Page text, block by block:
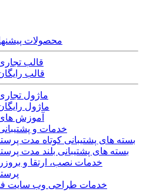
محصولات
قالب
قالب
ماژول
ماژول
آموزش
خدمات و
بسته های پشتیبانی کوتاه مدت
بسته های پشتیبانی بلند مدت
خدمات نصب، ارتقا و
خدمات طراحی وب سایت